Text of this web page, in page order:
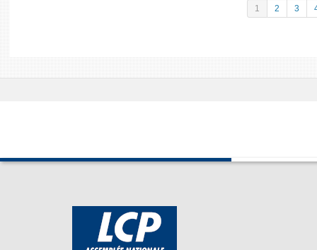
1 2 3